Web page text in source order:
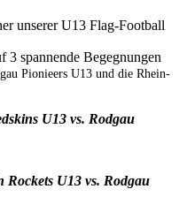
unserer U13 Flag-Football
spannende Begegnungen
Pionieers U13 und die Rhein-
U13 vs. Rodgau
U13 vs. Rodgau